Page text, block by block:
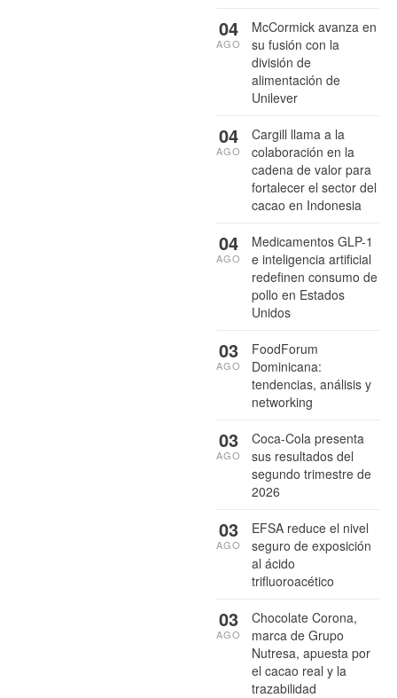
McCormick avanza en
su fusión con la
división de
alimentación de
Unilever
04
AGO
Cargill llama a la
colaboración en la
cadena de valor para
fortalecer el sector del
cacao en Indonesia
04
AGO
Medicamentos GLP-1
e inteligencia artificial
redefinen consumo de
pollo en Estados
Unidos
04
AGO
FoodForum
Dominicana:
tendencias, análisis y
networking
03
AGO
Coca-Cola presenta
sus resultados del
segundo trimestre de
2026
03
AGO
EFSA reduce el nivel
seguro de exposición
al ácido
trifluoroacético
03
AGO
Chocolate Corona,
marca de Grupo
Nutresa, apuesta por
el cacao real y la
trazabilidad
03
AGO